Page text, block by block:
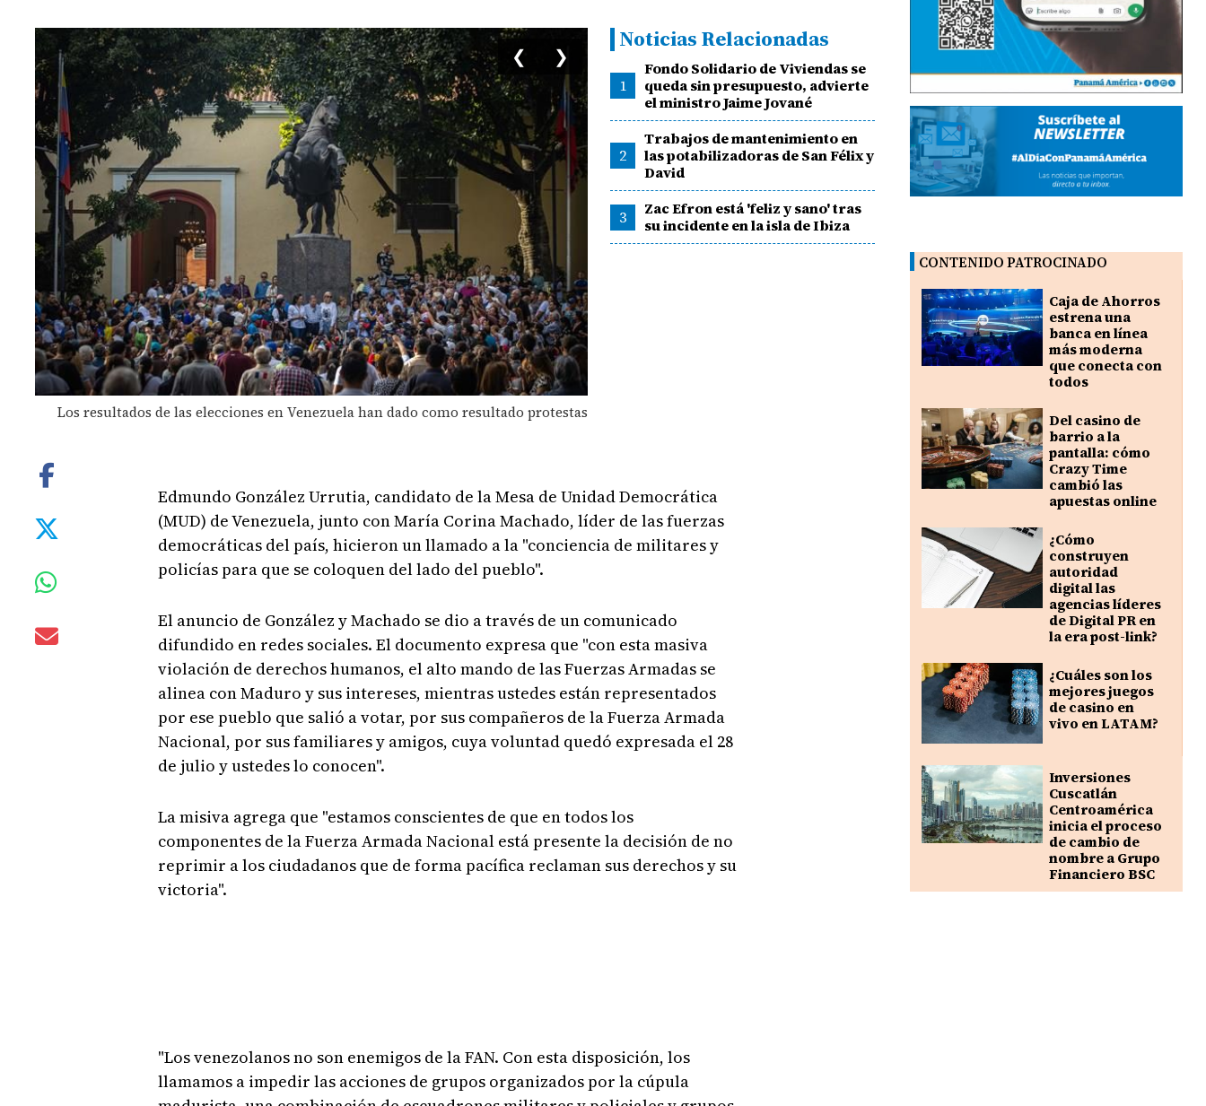
Los resultados de las elecciones en Venezuela han dado como resultado protestas
❮ ❯
Noticias Relacionadas
1
Fondo Solidario de Viviendas se
queda sin presupuesto, advierte
el ministro Jaime Jované
2
Trabajos de mantenimiento en
las potabilizadoras de San Félix y
David
3
Zac Efron está 'feliz y sano' tras
su incidente en la isla de Ibiza
Edmundo González Urrutia, candidato de la Mesa de Unidad Democrática
(MUD) de Venezuela, junto con María Corina Machado, líder de las fuerzas
democráticas del país, hicieron un llamado a la "conciencia de militares y
policías para que se coloquen del lado del pueblo".
El anuncio de González y Machado se dio a través de un comunicado
difundido en redes sociales. El documento expresa que "con esta masiva
violación de derechos humanos, el alto mando de las Fuerzas Armadas se
alinea con Maduro y sus intereses, mientras ustedes están representados
por ese pueblo que salió a votar, por sus compañeros de la Fuerza Armada
Nacional, por sus familiares y amigos, cuya voluntad quedó expresada el 28
de julio y ustedes lo conocen".
La misiva agrega que "estamos conscientes de que en todos los
componentes de la Fuerza Armada Nacional está presente la decisión de no
reprimir a los ciudadanos que de forma pacífica reclaman sus derechos y su
victoria".
"Los venezolanos no son enemigos de la FAN. Con esta disposición, los
llamamos a impedir las acciones de grupos organizados por la cúpula
CONTENIDO PATROCINADO
Caja de Ahorros
estrena una
banca en línea
más moderna
que conecta con
todos
Del casino de
barrio a la
pantalla: cómo
Crazy Time
cambió las
apuestas online
¿Cómo
construyen
autoridad
digital las
agencias líderes
de Digital PR en
la era post-link?
¿Cuáles son los
mejores juegos
de casino en
vivo en LATAM?
Inversiones
Cuscatlán
Centroamérica
inicia el proceso
de cambio de
nombre a Grupo
Financiero BSC